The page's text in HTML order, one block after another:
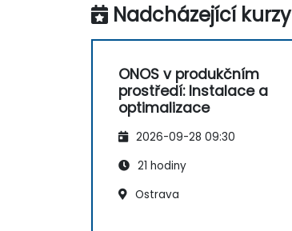
Nadcházející kurzy
ONOS v produkčním
prostředí: Instalace a
optimalizace
2026-09-28 09:30
21 hodiny
Ostrava